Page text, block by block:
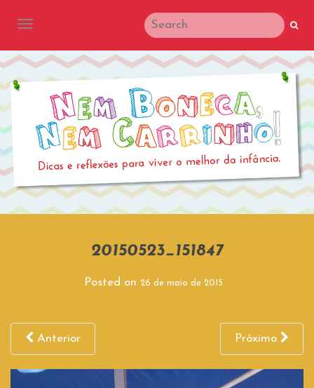
TOGGLE NAVIGATION
20150523_151847
Posted on 26 de maio de 2015
Anterior Próximo